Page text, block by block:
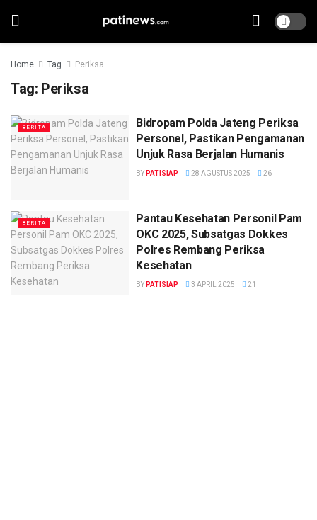
Home Tag Periksa
Tag: Periksa
BERITA
Bidropam Polda Jateng Periksa
Personel, Pastikan Pengamanan
Unjuk Rasa Berjalan Humanis
BY PATISIAP 28 AGUSTUS 2025 26
BERITA
Pantau Kesehatan Personil Pam
OKC 2025, Subsatgas Dokkes
Polres Rembang Periksa
Kesehatan
BY PATISIAP 3 APRIL 2025 21